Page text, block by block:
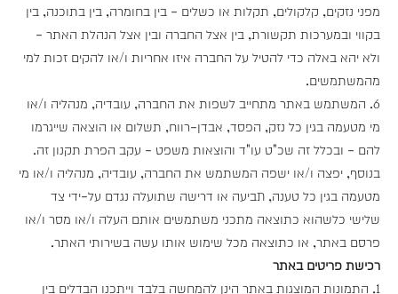
מפני נזקים, קלקולים, תקלות או כשלים - בין בחומרה, בין בתוכנה, בין
בקווי ובמערכות תקשורת, בין אצל החברה ובין אצל הנהלת האתר -
ולא יהא באלה כדי להטיל על החברה איזו אחריות ו/או להקים זכות למי
מהמשתמשים.
6. המשתמש באתר מתחייב לשפות את החברה, עובדיה, מנהליה ו/או
מי מטעמה בגין כל נזק, הפסד, אבדן-רווח, תשלום או הוצאה שייגרמו
להם - ובכלל זה שכ"ט עו"ד והוצאות משפט - עקב הפרת תקנון זה.
בנוסף, יפצה ו/או ישפה המשתמש את החברה, עובדיה, מנהליה ו/או מי
מטעמה בגין כל טענה, תביעה או דרישה שתועלה נגדם על-ידי צד
שלישי כלשהוא כתוצאה מתכני משתמשים אותם העלה ו/או מסר ו/או
פרסם באתר, או כתוצאה מכל שימוש אותו עשה בשירותי האתר.
רכישת פריטים באתר
1. התמונות המוצגות באתר הינן להמחשה בלבד וייתכנו הבדלים בין